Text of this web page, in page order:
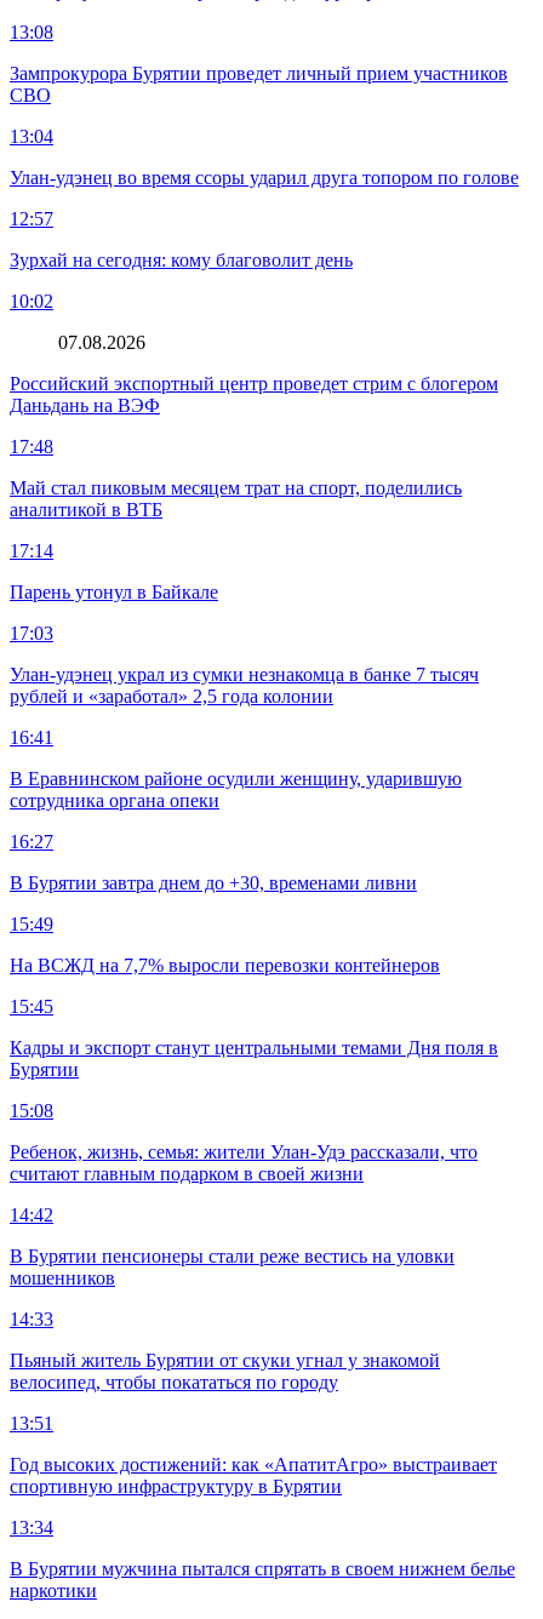
13:08
Зампрокурора Бурятии проведет личный прием участников
СВО
13:04
Улан-удэнец во время ссоры ударил друга топором по голове
12:57
Зурхай на сегодня: кому благоволит день
10:02
07.08.2026
Российский экспортный центр проведет стрим с блогером
Даньдань на ВЭФ
17:48
Май стал пиковым месяцем трат на спорт, поделились
аналитикой в ВТБ
17:14
Парень утонул в Байкале
17:03
Улан-удэнец украл из сумки незнакомца в банке 7 тысяч
рублей и «заработал» 2,5 года колонии
16:41
В Еравнинском районе осудили женщину, ударившую
сотрудника органа опеки
16:27
В Бурятии завтра днем до +30, временами ливни
15:49
На ВСЖД на 7,7% выросли перевозки контейнеров
15:45
Кадры и экспорт станут центральными темами Дня поля в
Бурятии
15:08
Ребенок, жизнь, семья: жители Улан-Удэ рассказали, что
считают главным подарком в своей жизни
14:42
В Бурятии пенсионеры стали реже вестись на уловки
мошенников
14:33
Пьяный житель Бурятии от скуки угнал у знакомой
велосипед, чтобы покататься по городу
13:51
Год высоких достижений: как «АпатитАгро» выстраивает
спортивную инфраструктуру в Бурятии
13:34
В Бурятии мужчина пытался спрятать в своем нижнем белье
наркотики